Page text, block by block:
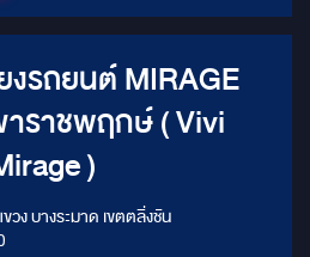
งรถยนต์ MIRAGE
)
ง บางระมาด เขตตลิ่งชัน